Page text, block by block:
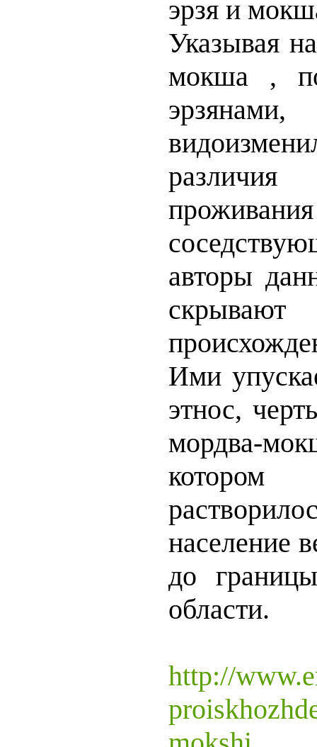
эрзя и
Указывая
мокша ,
авторы
Ими
этнос,
мордва-
население
до
области.
http://